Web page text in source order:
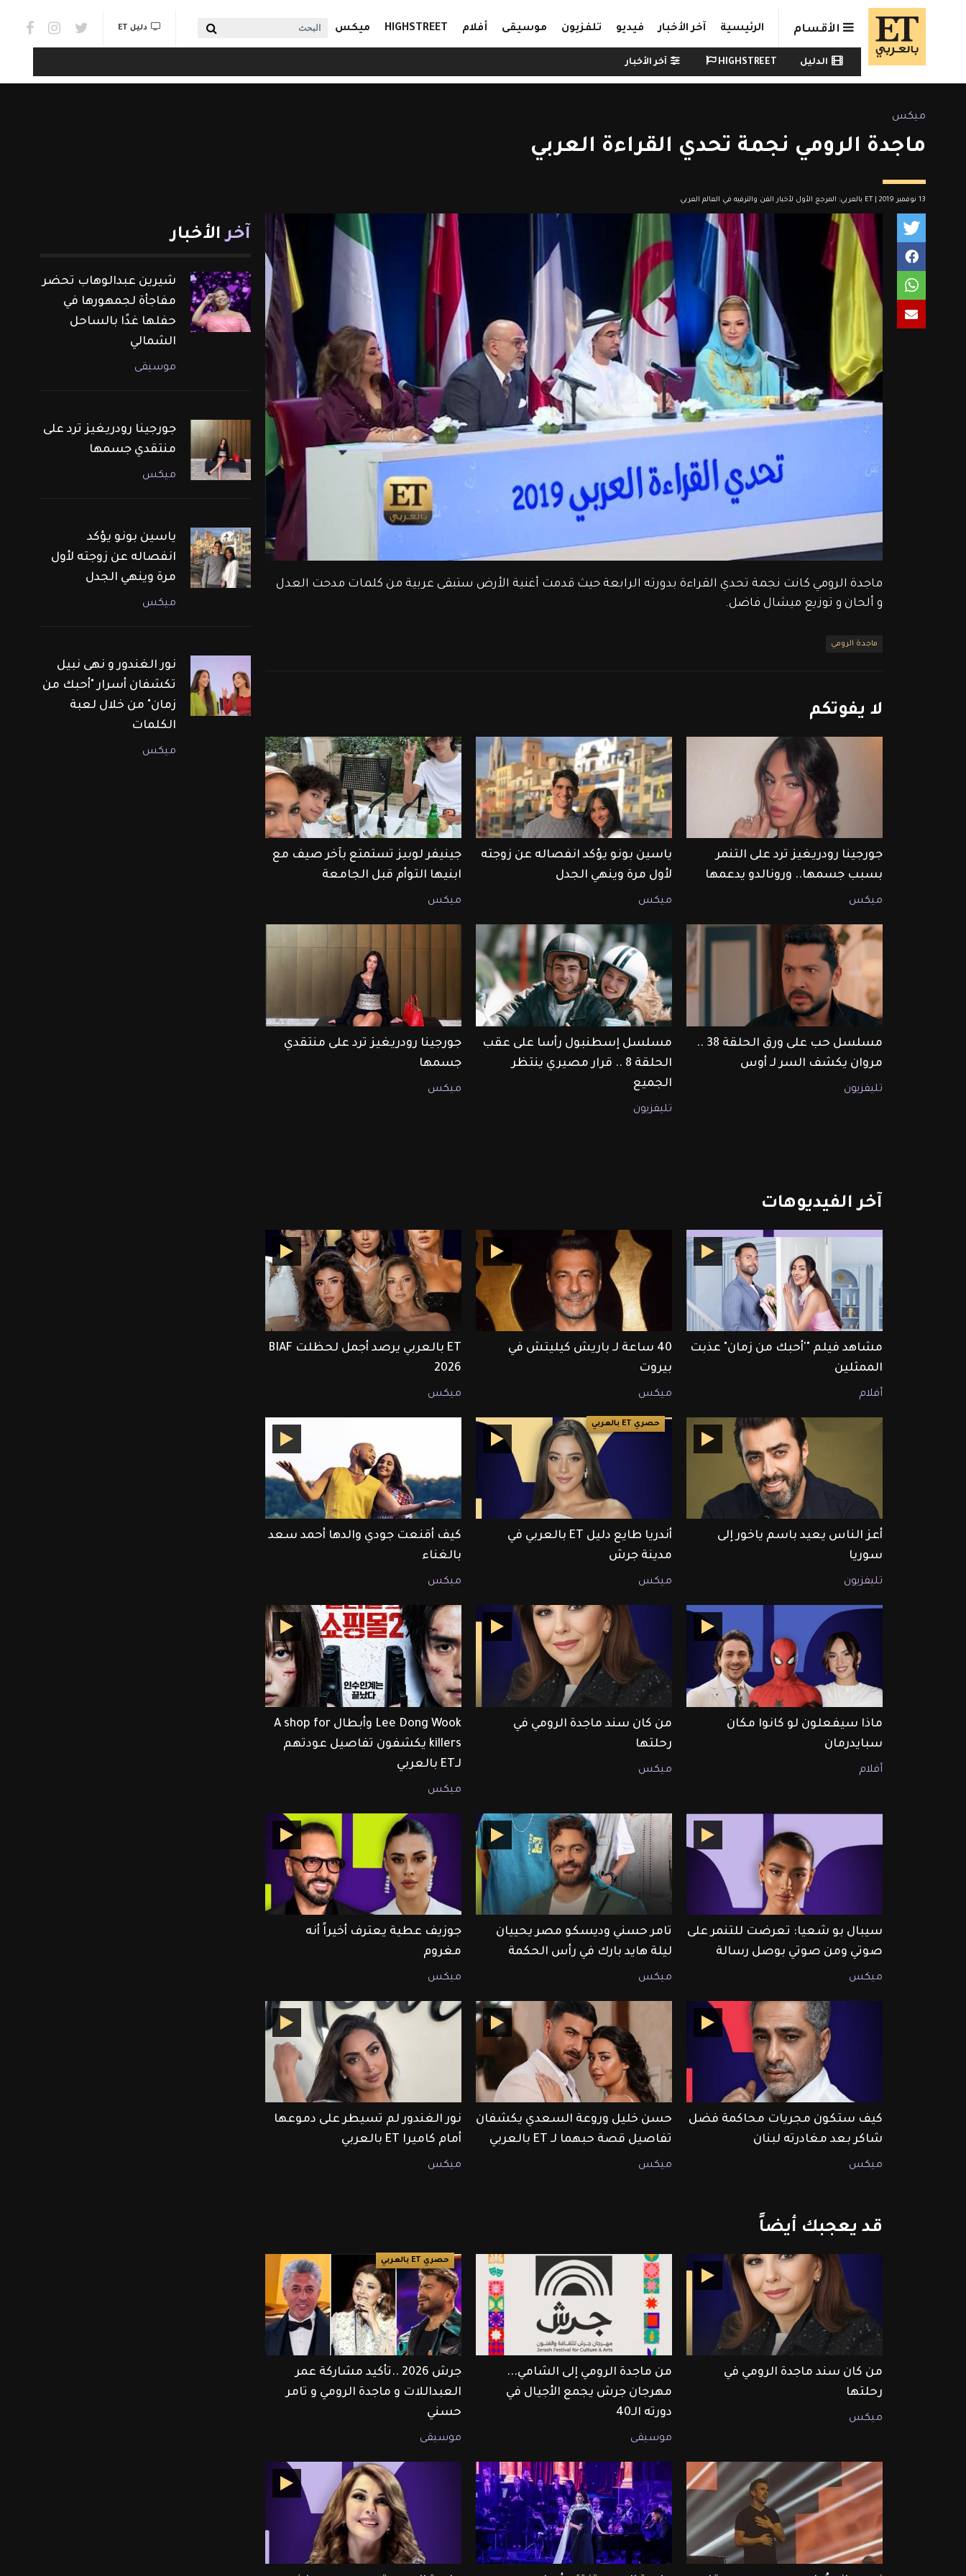
Skip to main content
الأقسام الرئيسية آخر الأخبار فيديو تلفزيون موسيقى أفلام HIGHSTREET ميكس البحث links & Watch
دليل ET
Watch menu
الدليل HIGHSTREET آخر الأخبار
ميكس
ماجدة الرومي نجمة تحدي القراءة العربي
13 نوفمبر 2019 | ET بالعربي: المرجع الأول لأخبار الفن والترفيه في العالم العربي
ماجدة الرومي كانت نجمة تحدي القراءة بدورته الرابعة حيث قدمت أغنية الأرض ستبقى عربية من كلمات مدحت العدل
و ألحان و توزيع ميشال فاضل.
ماجدة الرومي
لا يفوتكم
جورجينا رودريغيز ترد على التنمر
بسبب جسمها.. ورونالدو يدعمها
ميكس
ياسين بونو يؤكد انفصاله عن زوجته
لأول مرة وينهي الجدل
ميكس
جينيفر لوبيز تستمتع بآخر صيف مع
ابنيها التوأم قبل الجامعة
ميكس
مسلسل حب على ورق الحلقة 38 ..
مروان يكشف السر لـ أوس
تليفزيون
مسلسل إسطنبول رأسا على عقب
الحلقة 8 .. قرار مصيري ينتظر
الجميع
تليفزيون
جورجينا رودريغيز ترد على منتقدي
جسمها
ميكس
آخر الفيديوهات
مشاهد فيلم "'أحبك من زمان" عذبت
الممثلين
أفلام
40 ساعة لـ باريش كيليتش في
بيروت
ميكس
ET بالعربي يرصد أجمل لحظلت BIAF
2026
ميكس
أعز الناس يعيد باسم ياخور إلى
سوريا
تليفزيون
حصري ET بالعربي
أندريا طايع دليل ET بالعربي في
مدينة جرش
ميكس
كيف أقنعت جودي والدها أحمد سعد
بالغناء
ميكس
ماذا سيفعلون لو كانوا مكان
سبايدرمان
أفلام
من كان سند ماجدة الرومي في
رحلتها
ميكس
Lee Dong Wook وأبطال A shop for
killers يكشفون تفاصيل عودتهم
لـET بالعربي
ميكس
سيبال بو شعيا: تعرضت للتنمر على
صوتي ومن صوتي بوصل رسالة
ميكس
تامر حسني وديسكو مصر يحييان
ليلة هايد بارك في رأس الحكمة
ميكس
جوزيف عطية يعترف أخيراً أنه
مغروم
ميكس
كيف ستكون مجريات محاكمة فضل
شاكر بعد مغادرته لبنان
ميكس
حسن خليل وروعة السعدي يكشفان
تفاصيل قصة حبهما لـ ET بالعربي
ميكس
نور الغندور لم تسيطر على دموعها
أمام كاميرا ET بالعربي
ميكس
قد يعجبك أيضاً
من كان سند ماجدة الرومي في
رحلتها
ميكس
من ماجدة الرومي إلى الشامي...
مهرجان جرش يجمع الأجيال في
دورته الـ40
موسيقى
حصري ET بالعربي
جرش 2026 ..تأكيد مشاركة عمر
العبداللات و ماجدة الرومي و تامر
حسني
موسيقى
آخر الأخبار
شيرين عبدالوهاب تحضر
مفاجأة لجمهورها في
حفلها غدًا بالساحل
الشمالي
موسيقى
جورجينا رودريغيز ترد على
منتقدي جسمها
ميكس
ياسين بونو يؤكد
انفصاله عن زوجته لأول
مرة وينهي الجدل
ميكس
نور الغندور و نهى نبيل
تكشفان أسرار "أحبك من
زمان" من خلال لعبة
الكلمات
ميكس